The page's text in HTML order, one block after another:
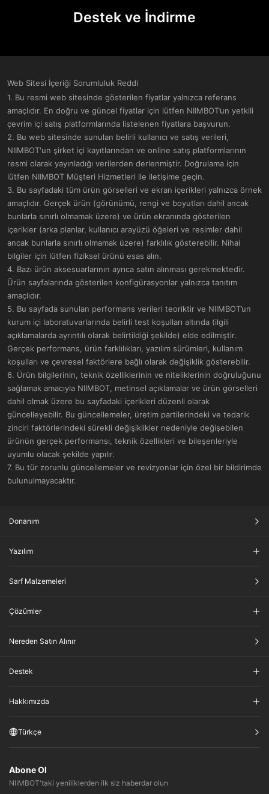
Destek ve İndirme​
Web Sitesi İçeriği Sorumluluk Reddi
1. Bu resmi web sitesinde gösterilen fiyatlar yalnızca referans
amaçlıdır. En doğru ve güncel fiyatlar için lütfen NIIMBOT’un yetkili
çevrim içi satış platformlarında listelenen fiyatlara başvurun.
2. Bu web sitesinde sunulan belirli kullanıcı ve satış verileri,
NIIMBOT'un şirket içi kayıtlarından ve online satış platformlarının
resmi olarak yayınladığı verilerden derlenmiştir. Doğrulama için
lütfen NIIMBOT Müşteri Hizmetleri ile iletişime geçin.
3. Bu sayfadaki tüm ürün görselleri ve ekran içerikleri yalnızca örnek
amaçlıdır. Gerçek ürün (görünümü, rengi ve boyutları dahil ancak
bunlarla sınırlı olmamak üzere) ve ürün ekranında gösterilen
içerikler (arka planlar, kullanıcı arayüzü öğeleri ve resimler dahil
ancak bunlarla sınırlı olmamak üzere) farklılık gösterebilir. Nihai
bilgiler için lütfen fiziksel ürünü esas alın.
4. Bazı ürün aksesuarlarının ayrıca satın alınması gerekmektedir.
Ürün sayfalarında gösterilen konfigürasyonlar yalnızca tanıtım
amaçlıdır.
5. Bu sayfada sunulan performans verileri teoriktir ve NIIMBOT’un
kurum içi laboratuvarlarında belirli test koşulları altında (ilgili
açıklamalarda ayrıntılı olarak belirtildiği şekilde) elde edilmiştir.
Gerçek performans, ürün farklılıkları, yazılım sürümleri, kullanım
koşulları ve çevresel faktörlere bağlı olarak değişiklik gösterebilir.
6. Ürün bilgilerinin, teknik özelliklerinin ve niteliklerinin doğruluğunu
sağlamak amacıyla NIIMBOT, metinsel açıklamalar ve ürün görselleri
dahil olmak üzere bu sayfadaki içerikleri düzenli olarak
güncelleyebilir. Bu güncellemeler, üretim partilerindeki ve tedarik
zinciri faktörlerindeki sürekli değişiklikler nedeniyle değişebilen
ürünün gerçek performansı, teknik özellikleri ve bileşenleriyle
uyumlu olacak şekilde yapılır.
7. Bu tür zorunlu güncellemeler ve revizyonlar için özel bir bildirimde
bulunulmayacaktır.
Donanım
Yazılım
Sarf Malzemeleri
Çözümler
Nereden Satın Alınır
Destek
Hakkımızda
Türkçe
Abone Ol
NIIMBOT'taki yeniliklerden ilk siz haberdar olun